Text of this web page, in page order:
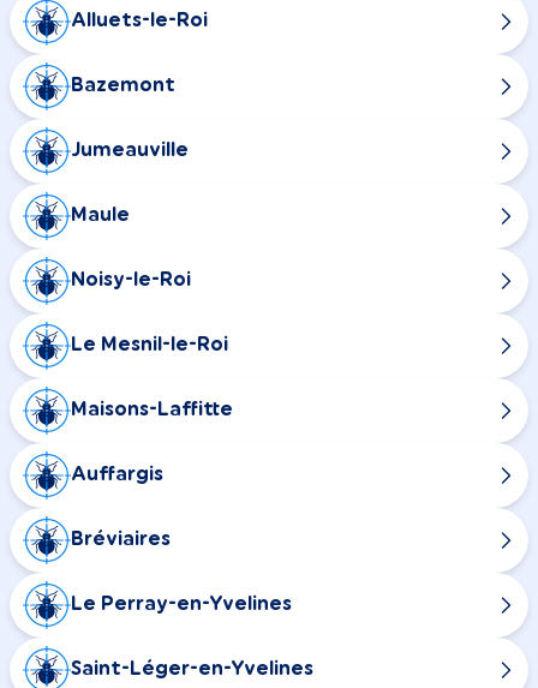
Alluets-le-Roi
Bazemont
Jumeauville
Maule
Noisy-le-Roi
Le Mesnil-le-Roi
Maisons-Laffitte
Auffargis
Bréviaires
Le Perray-en-Yvelines
Saint-Léger-en-Yvelines